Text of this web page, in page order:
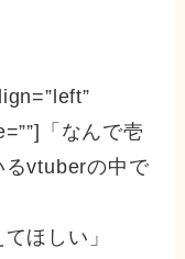
「なんで壱
るvtuberの中で
ほしい」